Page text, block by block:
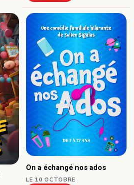
On a échangé nos ados
LE 10 OCTOBRE